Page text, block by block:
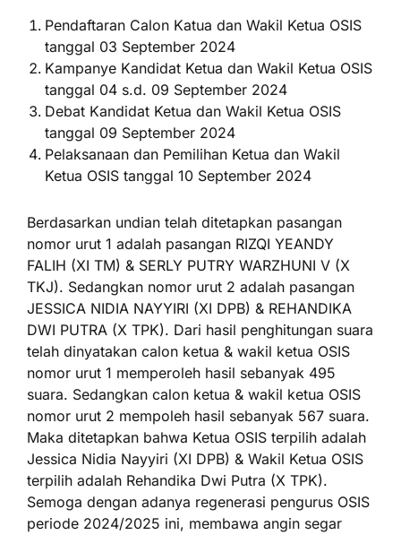
Pendaftaran Calon Katua dan Wakil Ketua OSIS
tanggal 03 September 2024
Kampanye Kandidat Ketua dan Wakil Ketua OSIS
tanggal 04 s.d. 09 September 2024
Debat Kandidat Ketua dan Wakil Ketua OSIS
tanggal 09 September 2024
Pelaksanaan dan Pemilihan Ketua dan Wakil
Ketua OSIS tanggal 10 September 2024
Berdasarkan undian telah ditetapkan pasangan
nomor urut 1 adalah pasangan RIZQI YEANDY
FALIH (XI TM) & SERLY PUTRY WARZHUNI V (X
TKJ). Sedangkan nomor urut 2 adalah pasangan
JESSICA NIDIA NAYYIRI (XI DPB) & REHANDIKA
DWI PUTRA (X TPK). Dari hasil penghitungan suara
telah dinyatakan calon ketua & wakil ketua OSIS
nomor urut 1 memperoleh hasil sebanyak 495
suara. Sedangkan calon ketua & wakil ketua OSIS
nomor urut 2 mempoleh hasil sebanyak 567 suara.
Maka ditetapkan bahwa Ketua OSIS terpilih adalah
Jessica Nidia Nayyiri (XI DPB) & Wakil Ketua OSIS
terpilih adalah Rehandika Dwi Putra (X TPK).
Semoga dengan adanya regenerasi pengurus OSIS
periode 2024/2025 ini, membawa angin segar